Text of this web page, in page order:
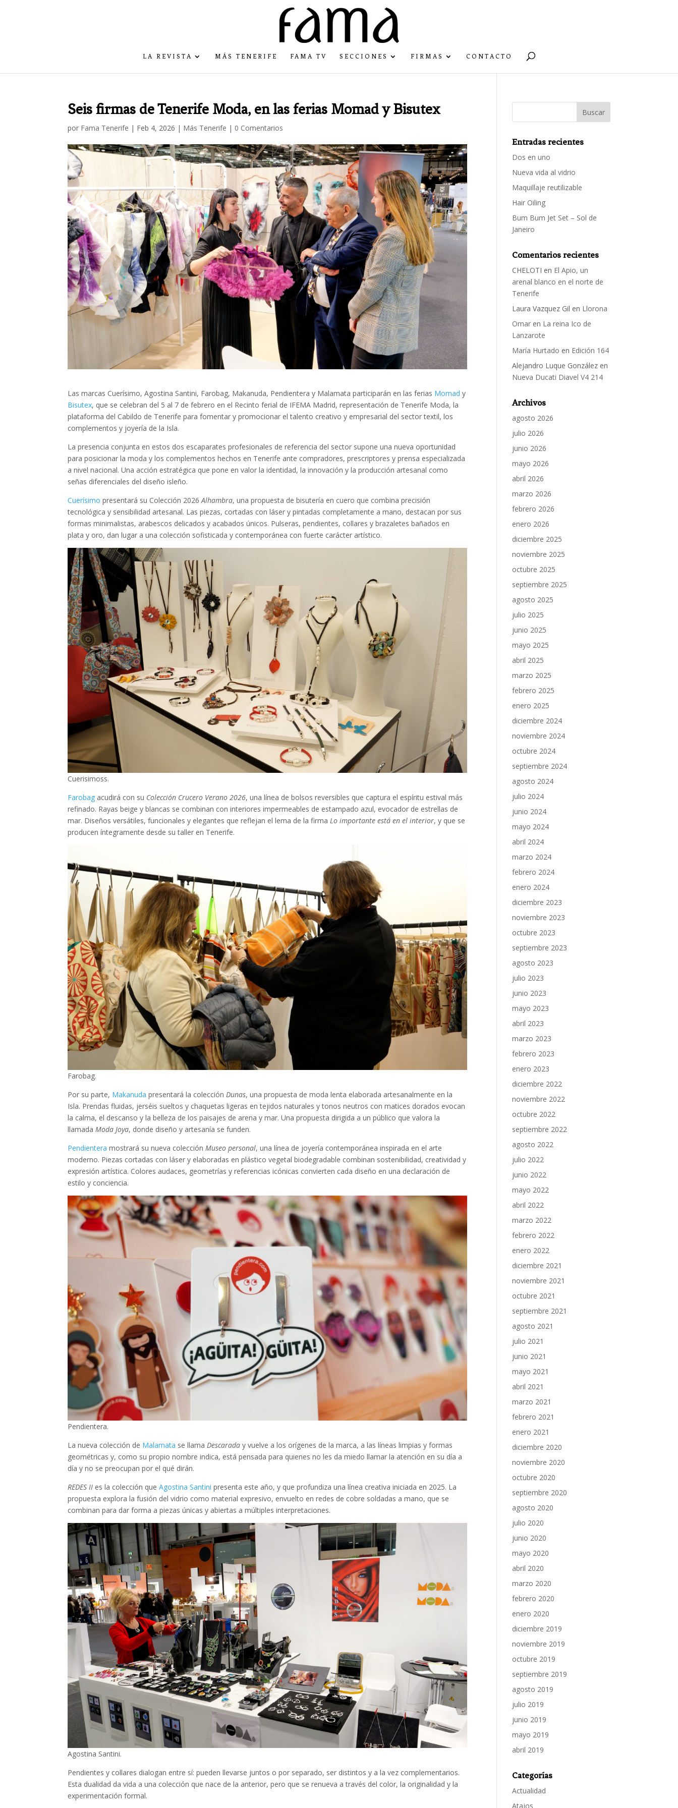
LA REVISTA MÁS TENERIFE FAMA TV SECCIONES FIRMAS CONTACTO
Seis firmas de Tenerife Moda, en las ferias Momad y Bisutex
por Fama Tenerife | Feb 4, 2026 | Más Tenerife | 0 Comentarios
Las marcas Cuerísimo, Agostina Santini, Farobag, Makanuda, Pendientera y Malamata participarán en las ferias Momad y
Bisutex, que se celebran del 5 al 7 de febrero en el Recinto ferial de IFEMA Madrid, representación de Tenerife Moda, la
plataforma del Cabildo de Tenerife para fomentar y promocionar el talento creativo y empresarial del sector textil, los
complementos y joyería de la Isla.
La presencia conjunta en estos dos escaparates profesionales de referencia del sector supone una nueva oportunidad
para posicionar la moda y los complementos hechos en Tenerife ante compradores, prescriptores y prensa especializada
a nivel nacional. Una acción estratégica que pone en valor la identidad, la innovación y la producción artesanal como
señas diferenciales del diseño isleño.
Cuerísimo presentará su Colección 2026Alhambra, una propuesta de bisutería en cuero que combina precisión
tecnológica y sensibilidad artesanal. Las piezas, cortadas con láser y pintadas completamente a mano, destacan por sus
formas minimalistas, arabescos delicados y acabados únicos. Pulseras, pendientes, collares y brazaletes bañados en
plata y oro, dan lugar a una colección sofisticada y contemporánea con fuerte carácter artístico.
Cuerisimoss.
Farobag acudirá con su Colección Crucero Verano 2026, una línea de bolsos reversibles que captura el espíritu estival más
refinado. Rayas beige y blancas se combinan con interiores impermeables de estampado azul, evocador de estrellas de
mar. Diseños versátiles, funcionales y elegantes que reflejan el lema de la firmaLo importante está en el interior, y que se
producen íntegramente desde su taller en Tenerife.
Farobag.
Por su parte, Makanuda presentará la colecciónDunas, una propuesta de moda lenta elaborada artesanalmente en la
Isla. Prendas fluidas, jerséis sueltos y chaquetas ligeras en tejidos naturales y tonos neutros con matices dorados evocan
la calma, el descanso y la belleza de los paisajes de arena y mar. Una propuesta dirigida a un público que valora la
llamadaModa Joya, donde diseño y artesanía se funden.
Pendientera mostrará su nueva colecciónMuseo personal, una línea de joyería contemporánea inspirada en el arte
moderno. Piezas cortadas con láser y elaboradas en plástico vegetal biodegradable combinan sostenibilidad, creatividad y
expresión artística. Colores audaces, geometrías y referencias icónicas convierten cada diseño en una declaración de
estilo y conciencia.
Pendientera.
La nueva colección de Malamata se llamaDescarada y vuelve a los orígenes de la marca, a las líneas limpias y formas
geométricas y, como su propio nombre indica, está pensada para quienes no les da miedo llamar la atención en su día a
día y no se preocupan por el qué dirán.
REDES II es la colección queAgostina Santini presenta este año, y que profundiza una línea creativa iniciada en 2025. La
propuesta explora la fusión del vidrio como material expresivo, envuelto en redes de cobre soldadas a mano, que se
combinan para dar forma a piezas únicas y abiertas a múltiples interpretaciones.
Agostina Santini.
Pendientes y collares dialogan entre sí: pueden llevarse juntos o por separado, ser distintos y a la vez complementarios.
Esta dualidad da vida a una colección que nace de la anterior, pero que se renueva a través del color, la originalidad y la
experimentación formal.
Entradas recientes
Dos en uno
Nueva vida al vidrio
Maquillaje reutilizable
Hair Oiling
Bum Bum Jet Set – Sol de
Janeiro
Comentarios recientes
CHELOTI en El Apio, un
arenal blanco en el norte de
Tenerife
Laura Vazquez Gil en Llorona
Omar en La reina Ico de
Lanzarote
María Hurtado en Edición 164
Alejandro Luque González en
Nueva Ducati Diavel V4 214
Archivos
agosto 2026
julio 2026
junio 2026
mayo 2026
abril 2026
marzo 2026
febrero 2026
enero 2026
diciembre 2025
noviembre 2025
octubre 2025
septiembre 2025
agosto 2025
julio 2025
junio 2025
mayo 2025
abril 2025
marzo 2025
febrero 2025
enero 2025
diciembre 2024
noviembre 2024
octubre 2024
septiembre 2024
agosto 2024
julio 2024
junio 2024
mayo 2024
abril 2024
marzo 2024
febrero 2024
enero 2024
diciembre 2023
noviembre 2023
octubre 2023
septiembre 2023
agosto 2023
julio 2023
junio 2023
mayo 2023
abril 2023
marzo 2023
febrero 2023
enero 2023
diciembre 2022
noviembre 2022
octubre 2022
septiembre 2022
agosto 2022
julio 2022
junio 2022
mayo 2022
abril 2022
marzo 2022
febrero 2022
enero 2022
diciembre 2021
noviembre 2021
octubre 2021
septiembre 2021
agosto 2021
julio 2021
junio 2021
mayo 2021
abril 2021
marzo 2021
febrero 2021
enero 2021
diciembre 2020
noviembre 2020
octubre 2020
septiembre 2020
agosto 2020
julio 2020
junio 2020
mayo 2020
abril 2020
marzo 2020
febrero 2020
enero 2020
diciembre 2019
noviembre 2019
octubre 2019
septiembre 2019
agosto 2019
julio 2019
junio 2019
mayo 2019
abril 2019
Categorías
Actualidad
Atajos